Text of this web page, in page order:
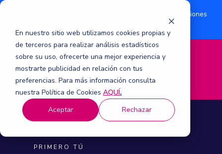
En nuestro sitio web utilizamos cookies propias y
de terceros para realizar análisis estadísticos
sobre su uso, ofrecerte una mejor experiencia y
mostrarte publicidad en relación con tus
preferencias. Para más información consulta
nuestra Política de Cookies AQUÍ.
Aceptar
Rechazar
¿Eres accionista? Conoce acerca de la suscripción de acciones
M
e
n
PRIMERO TÚ